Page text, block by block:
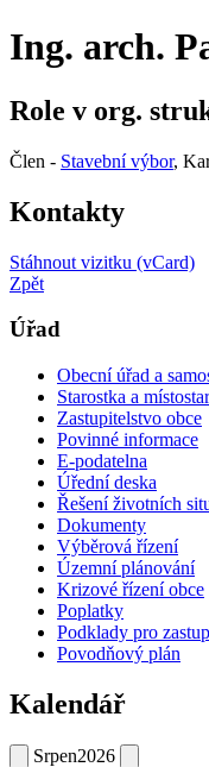
Ing. arch.
Role v org.
Člen - Stavební výbor,
Kontakty
Stáhnout vizitku (vCard)
Zpět
Úřad
Obecní úřad a
Starostka a
Zastupitelstvo obce
Povinné informace
E-podatelna
Úřední deska
Řešení životních
Dokumenty
Výběrová řízení
Územní plánování
Krizové řízení obce
Poplatky
Podklady pro
Povodňový plán
Kalendář
Srpen2026